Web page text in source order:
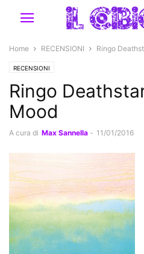
Home RECENSIONI Ringo
RECENSIONI
Ringo
Mood
A cura di Max Sannella - 11/01/2016